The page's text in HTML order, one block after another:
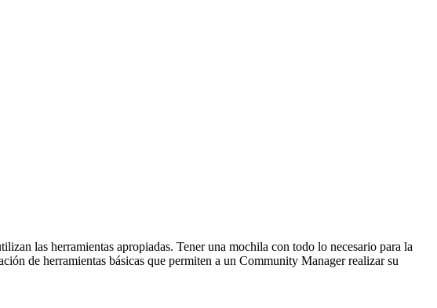
las herramientas apropiadas. Tener una mochila con todo lo necesario para la
de herramientas básicas que permiten a un Community Manager realizar su